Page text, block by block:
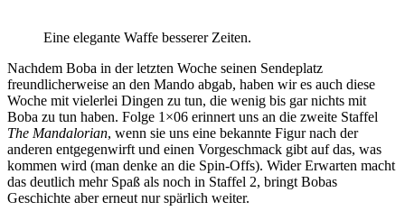
Eine elegante Waffe besserer Zeiten.
Nachdem Boba in der letzten Woche seinen Sendeplatz
freundlicherweise an den Mando abgab, haben wir es auch diese
Woche mit vielerlei Dingen zu tun, die wenig bis gar nichts mit
Boba zu tun haben. Folge 1×06 erinnert uns an die zweite Staffel
The Mandalorian, wenn sie uns eine bekannte Figur nach der
anderen entgegenwirft und einen Vorgeschmack gibt auf das, was
kommen wird (man denke an die Spin-Offs). Wider Erwarten macht
das deutlich mehr Spaß als noch in Staffel 2, bringt Bobas
Geschichte aber erneut nur spärlich weiter.